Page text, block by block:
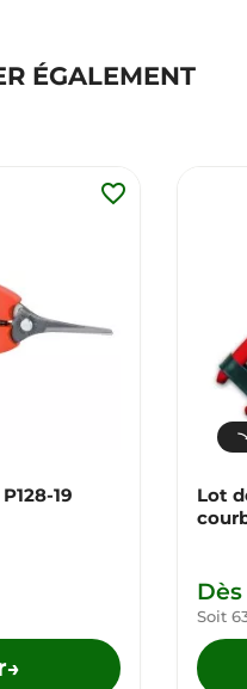
ÉGALEMENT
19
→
favorite_border
Lot
Dès
Soit